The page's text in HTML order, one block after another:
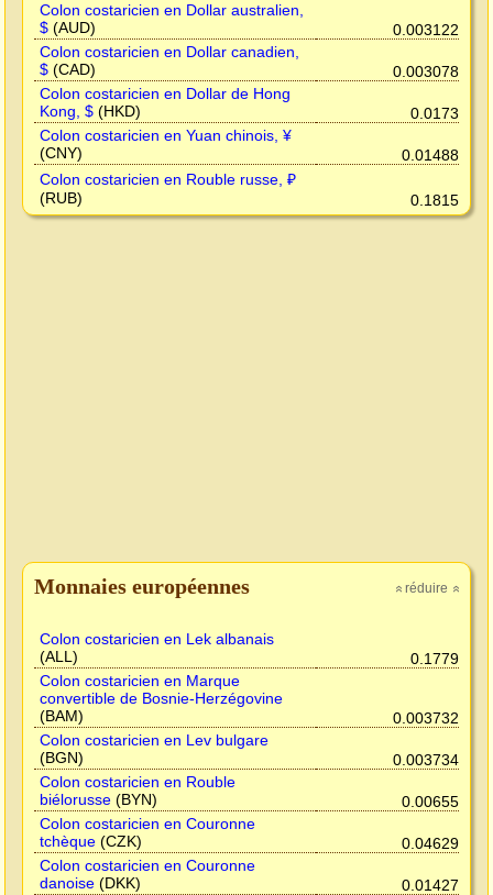
Colon costaricien en Dollar australien,
$ (AUD)
0.003122
Colon costaricien en Dollar canadien,
$ (CAD)
0.003078
Colon costaricien en Dollar de Hong
Kong, $ (HKD)
0.0173
Colon costaricien en Yuan chinois, ¥
(CNY)
0.01488
Colon costaricien en Rouble russe, ₽
(RUB)
0.1815
» réduire »
Monnaies européennes
Colon costaricien en Lek albanais
(ALL)
0.1779
Colon costaricien en Marque
convertible de Bosnie-Herzégovine
(BAM)
0.003732
Colon costaricien en Lev bulgare
(BGN)
0.003734
Colon costaricien en Rouble
biélorusse (BYN)
0.00655
Colon costaricien en Couronne
tchèque (CZK)
0.04629
Colon costaricien en Couronne
danoise (DKK)
0.01427